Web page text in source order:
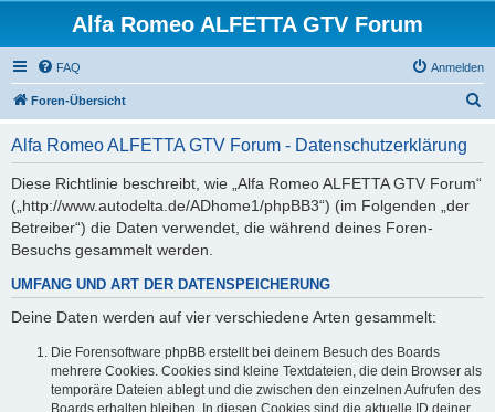
Alfa Romeo ALFETTA GTV Forum
FAQ Anmelden
Foren-Übersicht
Alfa Romeo ALFETTA GTV Forum - Datenschutzerklärung
Diese Richtlinie beschreibt, wie „Alfa Romeo ALFETTA GTV Forum“
(„http://www.autodelta.de/ADhome1/phpBB3“) (im Folgenden „der
Betreiber“) die Daten verwendet, die während deines Foren-
Besuchs gesammelt werden.
UMFANG UND ART DER DATENSPEICHERUNG
Deine Daten werden auf vier verschiedene Arten gesammelt:
Die Forensoftware phpBB erstellt bei deinem Besuch des Boards
mehrere Cookies. Cookies sind kleine Textdateien, die dein Browser als
temporäre Dateien ablegt und die zwischen den einzelnen Aufrufen des
Boards erhalten bleiben. In diesen Cookies sind die aktuelle ID deiner